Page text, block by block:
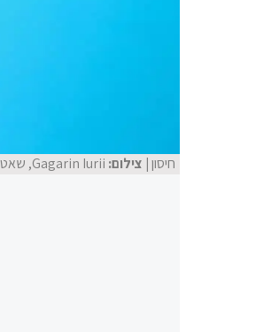
חיסון| צילום: Gagarin Iurii, שאטרסטוק